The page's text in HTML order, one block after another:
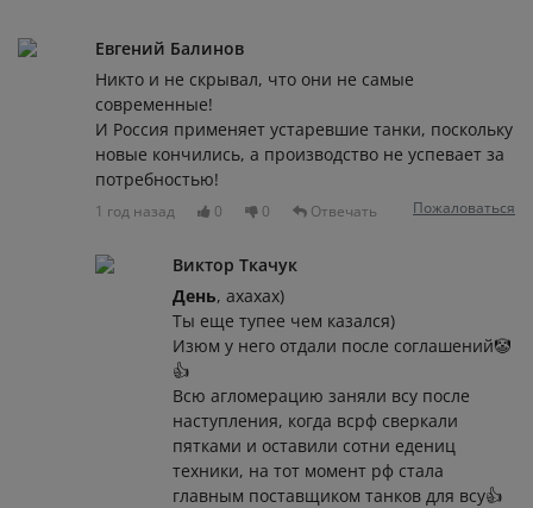
Евгений Балинов
Никто и не скрывал, что они не самые
современные!
И Россия применяет устаревшие танки, поскольку
новые кончились, а производство не успевает за
потребностью!
1 год назад 0 0 Отвечать Пожаловаться
Виктор Ткачук
День, ахахах)
Ты еще тупее чем казался)
Изюм у него отдали после соглашений🤡
👍
Всю агломерацию заняли всу после
наступления, когда всрф сверкали
пятками и оставили сотни едениц
техники, на тот момент рф стала
главным поставщиком танков для всу👍